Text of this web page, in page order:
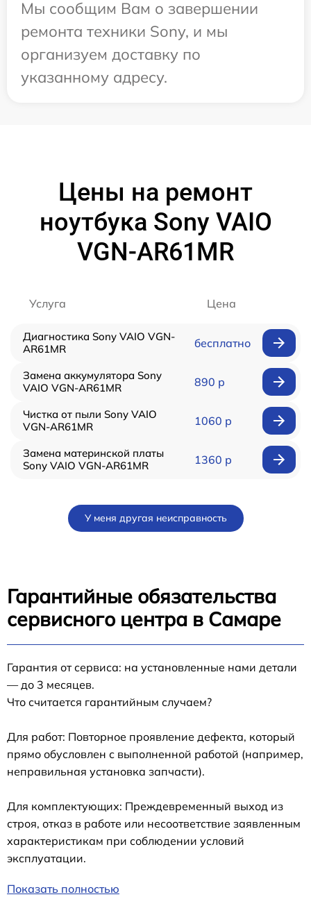
Мы сообщим Вам о завершении
ремонта техники Sony, и мы
организуем доставку по
указанному адресу.
Цены на ремонт
ноутбука Sony VAIO
VGN-AR61MR
Услуга Цена
Диагностика Sony VAIO VGN-
AR61MR
бесплатно
Замена аккумулятора Sony
VAIO VGN-AR61MR
890 р
Чистка от пыли Sony VAIO
VGN-AR61MR
1060 р
Замена материнской платы
Sony VAIO VGN-AR61MR
1360 р
У меня другая неисправность
Гарантийные обязательства
сервисного центра в Самаре
Гарантия от сервиса: на установленные нами детали
— до 3 месяцев.
Что считается гарантийным случаем?
Для работ: Повторное проявление дефекта, который
прямо обусловлен с выполненной работой (например,
неправильная установка запчасти).
Для комплектующих: Преждевременный выход из
строя, отказ в работе или несоответствие заявленным
характеристикам при соблюдении условий
эксплуатации.
Показать полностью